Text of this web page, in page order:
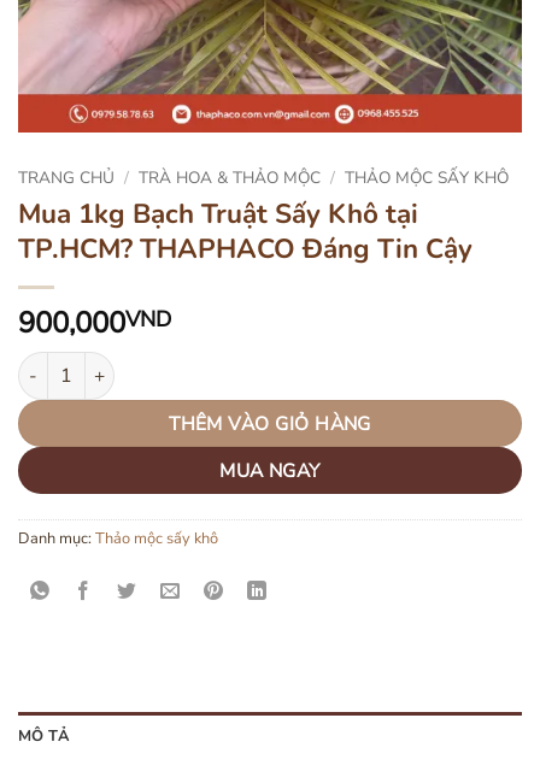
TRANG CHỦ / TRÀ HOA & THẢO MỘC / THẢO MỘC SẤY KHÔ
Mua 1kg Bạch Truật Sấy Khô tại
TP.HCM? THAPHACO Đáng Tin Cậy
900,000VND
Mua 1kg Bạch Truật Sấy Khô tại TP.HCM? THAPHACO Đáng Tin
THÊM VÀO GIỎ HÀNG
MUA NGAY
Danh mục:Thảo mộc sấy khô
MÔ TẢ